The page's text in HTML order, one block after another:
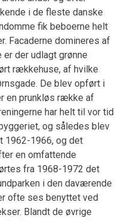
i de fleste danske
fik beboerne helt
Facaderne domineres af
er der udlagt grønne
rækkehuse, af hvilke
De blev opført i
en prunkløs række af
har helt til vor tid
og således blev
1962-1966, og det
en omfattende
fra 1968-1972 det
i den daværende
ofte ses benyttet ved
Blandt de øvrige